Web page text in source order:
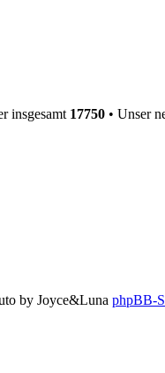
insgesamt 17750 • Unser
by Joyce&Luna phpBB-